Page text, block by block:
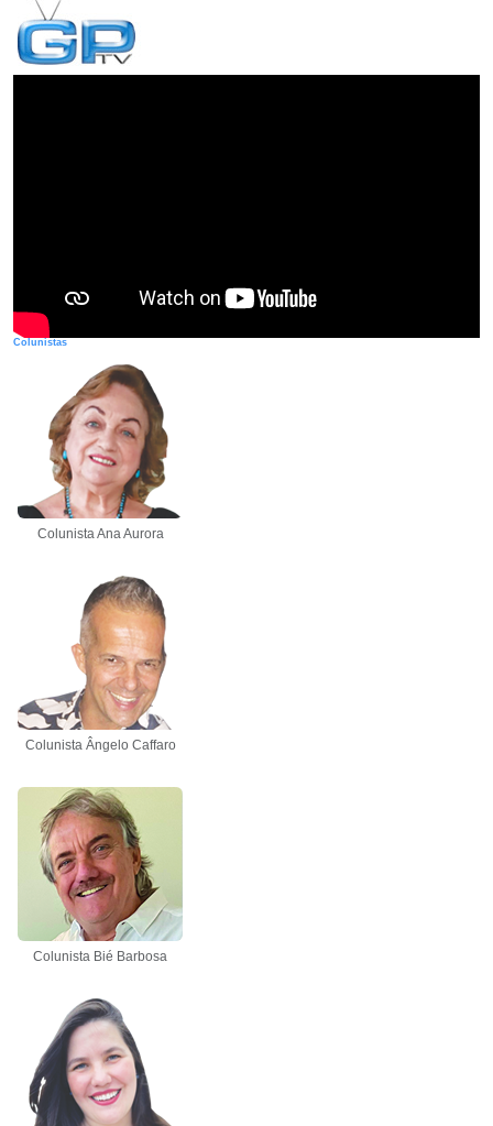
Colunistas
Colunista Ana Aurora
Colunista Ângelo Caffaro
Colunista Bié Barbosa